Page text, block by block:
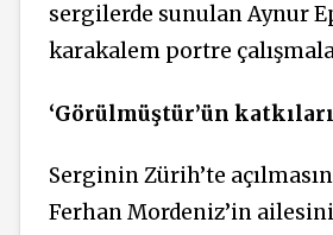
sergilerde sunulan Aynur
karakalem portre
‘Görülmüştür’ün
Serginin Zürih’te
Ferhan Mordeniz’in